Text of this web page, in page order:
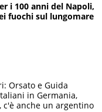
i 100 anni del Napoli,
fuochi sul lungomare
Orsato e Guida
in Germania,
c'è anche un argentino